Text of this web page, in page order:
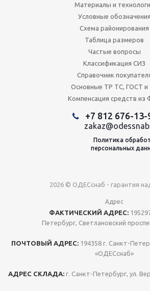
Материалы и
Условные обозначения
Схема районирования
Таблица размеров
Частые вопросы
Классификация СИЗ
Справочник
Основные ТР ТС, ГОСТ и
Компенсация средств из
+7 812 676-13-
Политика
персональных
2026 © ОДЕСснаб - гарантия
Адрес
ФАКТИЧЕСКИЙ АДРЕС:
Петербург, Светлановский
ПОЧТОВЫЙ АДРЕС: 194358 г. Санкт-
«ОДЕСснаб»
АДРЕС СКЛАДА: г. Санкт-Петербург, ул.